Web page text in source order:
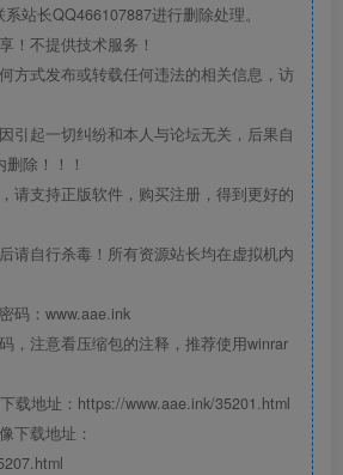
站长QQ466107887进行删除处理。
！不提供技术服务！
方式发布或转载任何违法的相关信息，访
引起一切纠纷和本人与论坛无关，后果自
除！！！
请支持正版软件，购买注册，得到更好的
请自行杀毒！所有资源站长均在虚拟机内
码：www.aae.ink
，注意看压缩包的注释，推荐使用winrar
载地址：https://www.aae.ink/35201.html
下载地址：